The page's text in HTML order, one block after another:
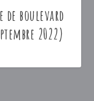
de boulevard
2022)